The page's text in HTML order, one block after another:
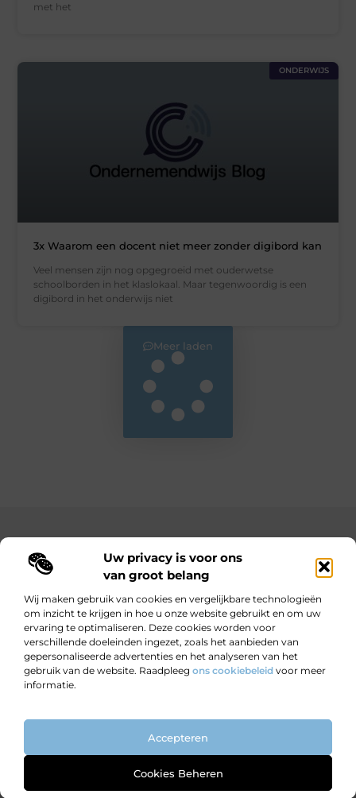
Uw privacy is voor ons
van groot belang
Wij maken gebruik van cookies en vergelijkbare technologieën
om inzicht te krijgen in hoe u onze website gebruikt en om uw
ervaring te optimaliseren. Deze cookies worden voor
verschillende doeleinden ingezet, zoals het aanbieden van
gepersonaliseerde advertenties en het analyseren van het
gebruik van de website. Raadpleeg ons cookiebeleid voor meer
informatie.
Accepteren
Cookies Beheren
met het
ONDERWIJS
3x Waarom een docent niet meer zonder digibord kan
Veel mensen zijn nog opgegroeid met ouderwetse
schoolborden in het klaslokaal. Maar tegenwoordig is een
digibord in het onderwijs niet
Meer laden
Bekende Nederlanders
Wijzer worden door verhalen.
Motiverende en informatieve blogs voor nieuwsgierige lezers en
doeners.
www.ondernemendwijs.nl